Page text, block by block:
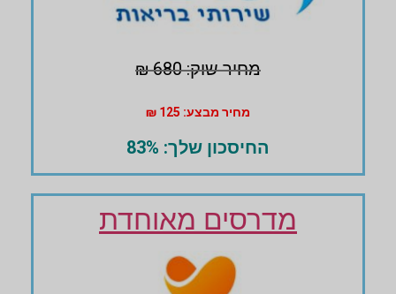
מחיר שוק: 680 ₪
מחיר מבצע: 125 ₪
החיסכון שלך: 83%
מדרסים מאוחדת